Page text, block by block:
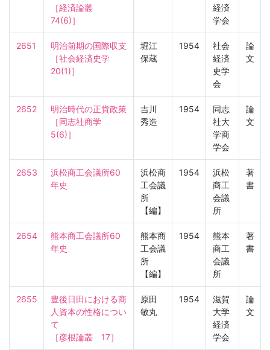
［経済論叢
74(6)］
経済
学会
2651
明治前期の国際収支
［社会経済史学
20(1)］
堀江
保蔵
1954
社会
経済
史学
会
論
文
2652
明治時代の正貨政策
［同志社商学
5(6)］
吉川
秀造
1954
同志
社大
学商
学会
論
文
2653
浜松商工会議所60
年史
浜松商
工会議
所
【編】
1954
浜松
商工
会議
所
著
書
2654
熊本商工会議所60
年史
熊本商
工会議
所
【編】
1954
熊本
商工
会議
所
著
書
2655
豊後日田における商
人資本の性格につい
て
［彦根論叢　17］
原田
敏丸
1954
滋賀
大学
経済
学会
論
文